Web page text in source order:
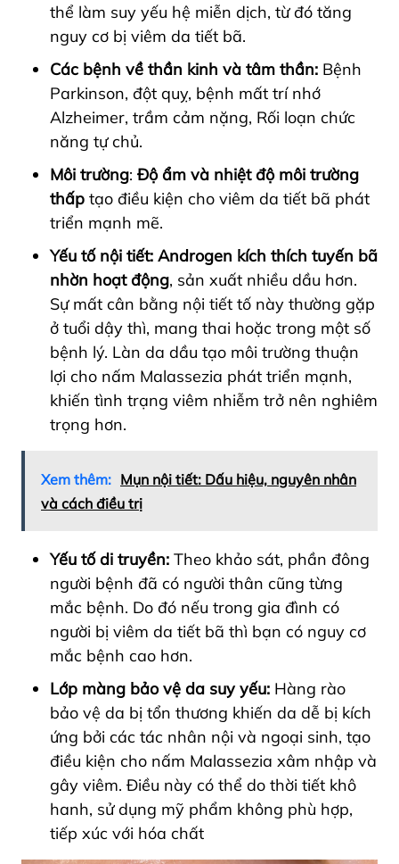
thể làm suy yếu hệ miễn dịch, từ đó tăng
nguy cơ bị viêm da tiết bã.
Các bệnh về thần kinh và tâm thần: Bệnh
Parkinson, đột quỵ, bệnh mất trí nhớ
Alzheimer, trầm cảm nặng, Rối loạn chức
năng tự chủ.
Môi trường: Độ ẩm và nhiệt độ môi trường
thấp tạo điều kiện cho viêm da tiết bã phát
triển mạnh mẽ.
Yếu tố nội tiết: Androgen kích thích tuyến bã
nhờn hoạt động, sản xuất nhiều dầu hơn.
Sự mất cân bằng nội tiết tố này thường gặp
ở tuổi dậy thì, mang thai hoặc trong một số
bệnh lý. Làn da dầu tạo môi trường thuận
lợi cho nấm Malassezia phát triển mạnh,
khiến tình trạng viêm nhiễm trở nên nghiêm
trọng hơn.
Xem thêm: Mụn nội tiết: Dấu hiệu, nguyên nhân
và cách điều trị
Yếu tố di truyền: Theo khảo sát, phần đông
người bệnh đã có người thân cũng từng
mắc bệnh. Do đó nếu trong gia đình có
người bị viêm da tiết bã thì bạn có nguy cơ
mắc bệnh cao hơn.
Lớp màng bảo vệ da suy yếu: Hàng rào
bảo vệ da bị tổn thương khiến da dễ bị kích
ứng bởi các tác nhân nội và ngoại sinh, tạo
điều kiện cho nấm Malassezia xâm nhập và
gây viêm. Điều này có thể do thời tiết khô
hanh, sử dụng mỹ phẩm không phù hợp,
tiếp xúc với hóa chất